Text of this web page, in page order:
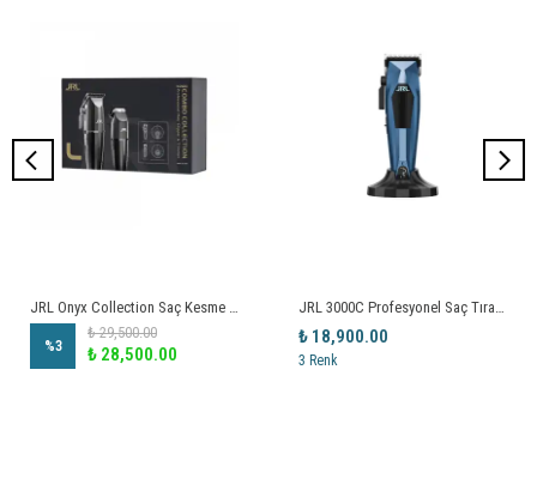
JRL Onyx Collection Saç Kesme ve Çizim Makinesi Profesyonel Seti
%3
₺ 29,500.00
₺ 28,500.00
JRL 3000C Profesyonel Saç Tıraş Makinesi
₺ 18,900.00
3 Renk